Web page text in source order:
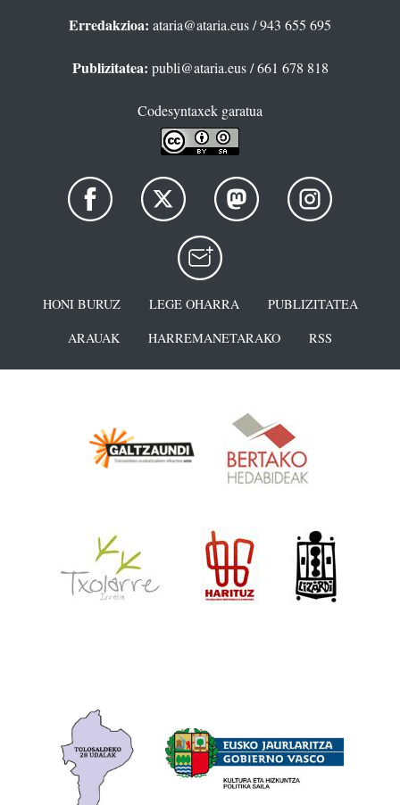
Erredakzioa: ataria@ataria.eus/ 943 655 695
Publizitatea: publi@ataria.eus/ 661 678 818
Codesyntaxek garatua
HONI BURUZ LEGE OHARRA
PUBLIZITATEA
ARAUAK
HARREMANETARAKO RSS